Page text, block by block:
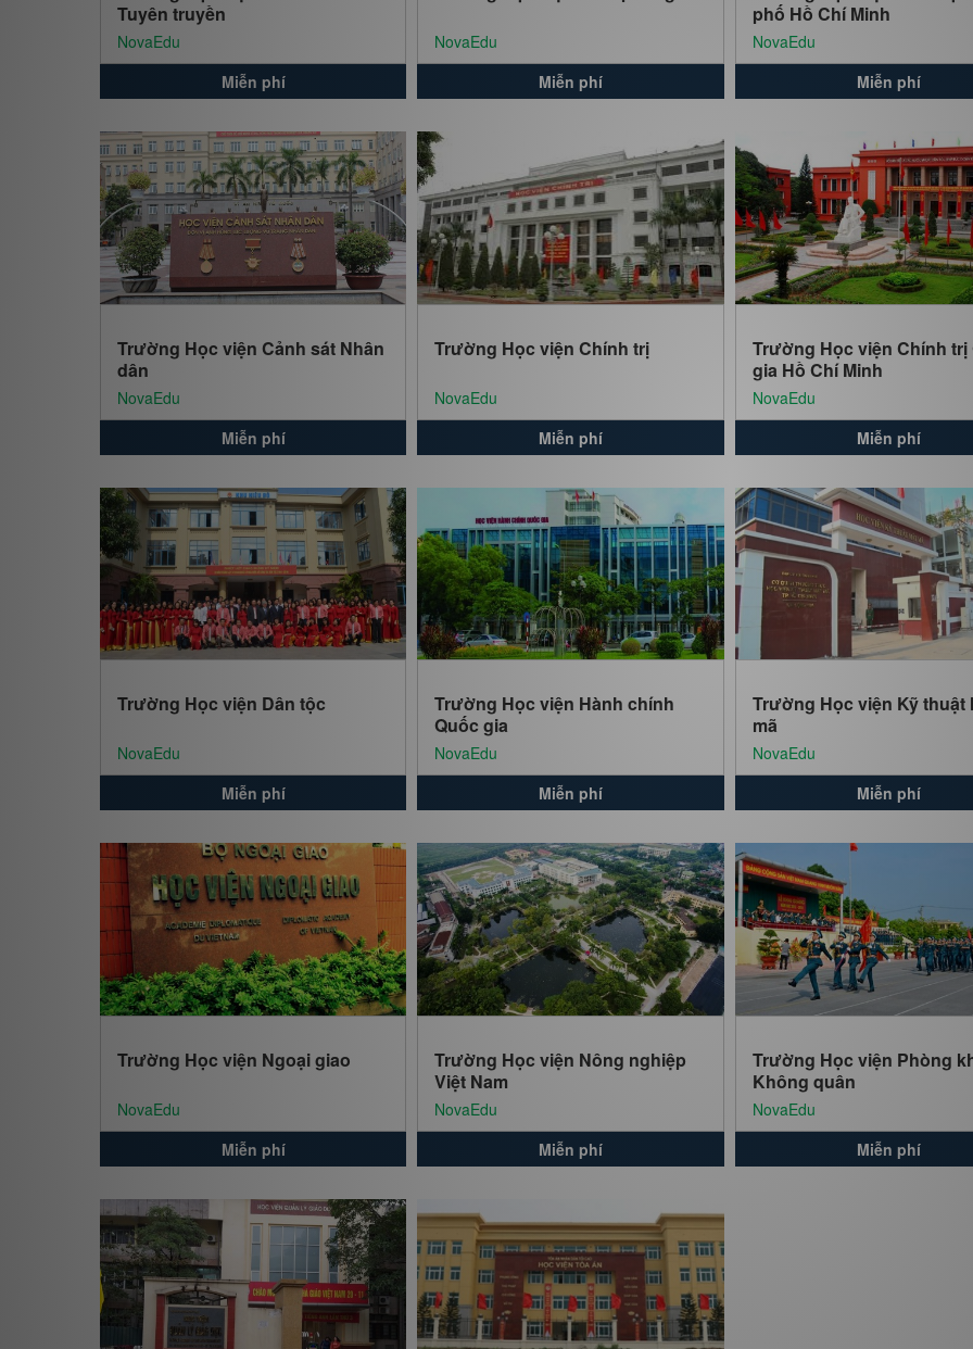
Tuyên truyền
NovaEdu
Miễn phí
NovaEdu
Miễn phí
phố Hồ Chí Minh
NovaEdu
Miễn phí
Trường Học viện Cảnh sát Nhân
dân
NovaEdu
Miễn phí
Trường Học viện Chính trị
NovaEdu
Miễn phí
Trường Học viện Chính trị
gia Hồ Chí Minh
NovaEdu
Miễn phí
Trường Học viện Dân tộc
NovaEdu
Miễn phí
Trường Học viện Hành chính
Quốc gia
NovaEdu
Miễn phí
Trường Học viện Kỹ thuật
mã
NovaEdu
Miễn phí
Trường Học viện Ngoại giao
NovaEdu
Miễn phí
Trường Học viện Nông nghiệp
Việt Nam
NovaEdu
Miễn phí
Trường Học viện Phòng
Không quân
NovaEdu
Miễn phí